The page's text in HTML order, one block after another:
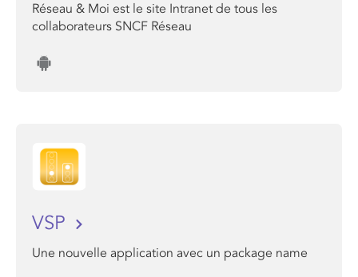
Réseau & Moi est le site Intranet de tous les
collaborateurs SNCF Réseau
VSP
Une nouvelle application avec un package name